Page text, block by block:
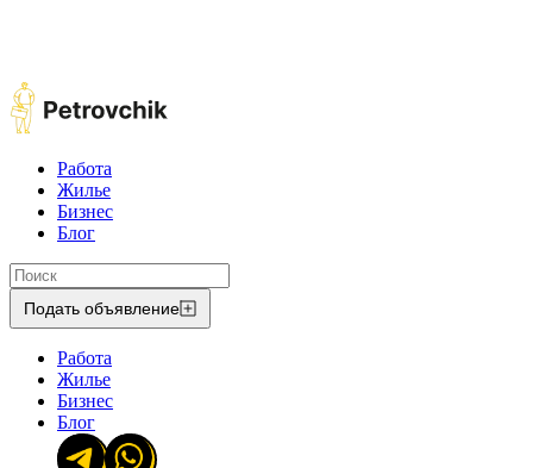
Работа
Жилье
Бизнес
Блог
Подать объявление
Работа
Жилье
Бизнес
Блог